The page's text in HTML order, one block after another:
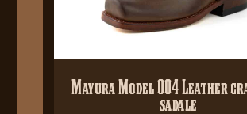
Mayura Model 004 Leather
sadale